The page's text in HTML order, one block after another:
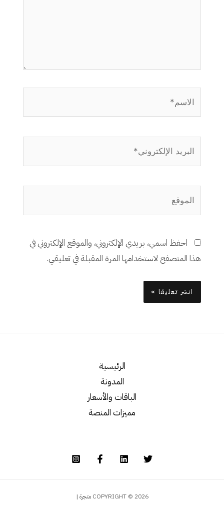
الإلكتروني*
احفظ اسمي، بريدي الإلكتروني، والموقع الإلكتروني في
هذا المتصفح لاستخدامها المرة المقبلة في تعليقي.
الرئيسية
المدونة
الباقات والأسعار
مميزات المنصة
COPYRIGHT © 2026 متجرة |